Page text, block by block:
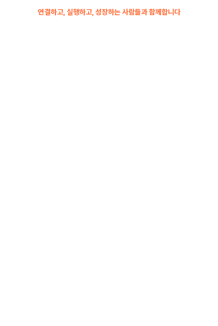
연결하고, 실행하고, 성장하는 사람들과 함께합니다